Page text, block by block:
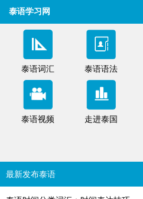
泰语学习网
泰语词汇 泰语语法
泰语视频 走进泰国
最新发布泰语